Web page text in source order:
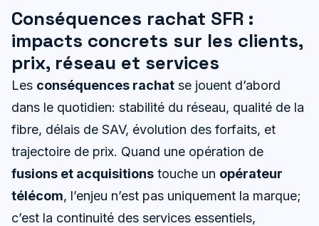
Conséquences rachat SFR :
impacts concrets sur les clients,
prix, réseau et services
Les conséquences rachat se jouent d’abord
dans le quotidien: stabilité du réseau, qualité de la
fibre, délais de SAV, évolution des forfaits, et
trajectoire de prix. Quand une opération de
fusions et acquisitions touche un opérateur
télécom, l’enjeu n’est pas uniquement la marque;
c’est la continuité des services essentiels,